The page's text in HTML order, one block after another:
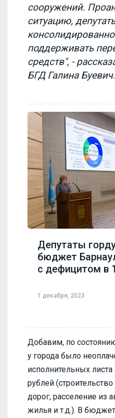
сооружений.
ситуацию,
поддерживать
средств", -
БГД Галина Буевич.
Депутаты
бюджет
с дефицитом в
1 декабря, 2023
Добавим, по
у города было
исполнительных
рублей
дорог, расселение из
жилья и т.д.). В